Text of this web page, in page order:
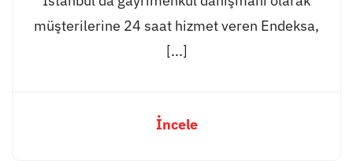
müşterilerine 24 saat hizmet veren Endeksa,
[...]
İncele